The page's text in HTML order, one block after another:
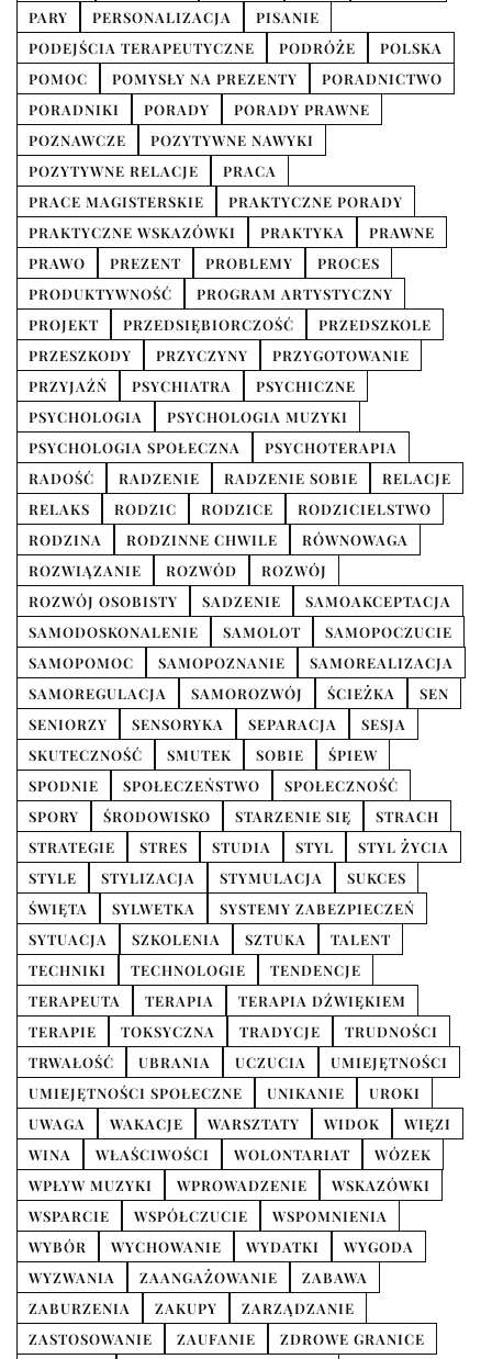
PARY PERSONALIZACJA
PISANIE
PODEJŚCIA TERAPEUTYCZNE
PODRÓŻE
POLSKA
POMOC
POMYSŁY NA PREZENTY
PORADNICTWO
PORADNIKI
PORADY
PORADY PRAWNE
POZNAWCZE
POZYTYWNE NAWYKI
POZYTYWNE RELACJE
PRACA
PRACE MAGISTERSKIE
PRAKTYCZNE PORADY
PRAKTYCZNE WSKAZÓWKI
PRAKTYKA
PRAWNE
PRAWO
PREZENT PROBLEMY
PROCES
PRODUKTYWNOŚĆ
PROGRAM ARTYSTYCZNY
PROJEKT
PRZEDSIĘBIORCZOŚĆ
PRZEDSZKOLE
PRZESZKODY
PRZYCZYNY
PRZYGOTOWANIE
PRZYJAŹŃ
PSYCHIATRA
PSYCHICZNE
PSYCHOLOGIA
PSYCHOLOGIA MUZYKI
PSYCHOLOGIA SPOŁECZNA
PSYCHOTERAPIA
RADOŚĆ
RADZENIE RADZENIE SOBIE
RELACJE
RELAKS
RODZIC RODZICE
RODZICIELSTWO
RODZINA
RODZINNE CHWILE
RÓWNOWAGA
ROZWIĄZANIE
ROZWÓD
ROZWÓJ
ROZWÓJ OSOBISTY
SADZENIE
SAMOAKCEPTACJA
SAMODOSKONALENIE
SAMOLOT
SAMOPOCZUCIE
SAMOPOMOC
SAMOPOZNANIE
SAMOREALIZACJA
SAMOREGULACJA
SAMOROZWÓJ ŚCIEŻKA
SEN
SENIORZY
SENSORYKA SEPARACJA
SESJA
SKUTECZNOŚĆ
SMUTEK SOBIE
ŚPIEW
SPODNIE
SPOŁECZEŃSTWO
SPOŁECZNOŚĆ
SPORY
ŚRODOWISKO STARZENIE SIĘ
STRACH
STRATEGIE
STRES STUDIA STYL
STYL ŻYCIA
STYLE
STYLIZACJA STYMULACJA
SUKCES
ŚWIĘTA
SYLWETKA
SYSTEMY ZABEZPIECZEŃ
SYTUACJA
SZKOLENIA SZTUKA
TALENT
TECHNIKI
TECHNOLOGIE
TENDENCJE
TERAPEUTA
TERAPIA
TERAPIA DŹWIĘKIEM
TERAPIE
TOKSYCZNA TRADYCJE
TRUDNOŚCI
TRWAŁOŚĆ
UBRANIA UCZUCIA
UMIEJĘTNOŚCI
UMIEJĘTNOŚCI SPOŁECZNE
UNIKANIE
UROKI
UWAGA
WAKACJE WARSZTATY WIDOK
WIĘZI
WINA
WŁAŚCIWOŚCI WOLONTARIAT
WÓZEK
WPŁYW MUZYKI
WPROWADZENIE
WSKAZÓWKI
WSPARCIE
WSPÓŁCZUCIE
WSPOMNIENIA
WYBÓR
WYCHOWANIE WYDATKI
WYGODA
WYZWANIA
ZAANGAŻOWANIE
ZABAWA
ZABURZENIA
ZAKUPY
ZARZĄDZANIE
ZASTOSOWANIE
ZAUFANIE
ZDROWE GRANICE